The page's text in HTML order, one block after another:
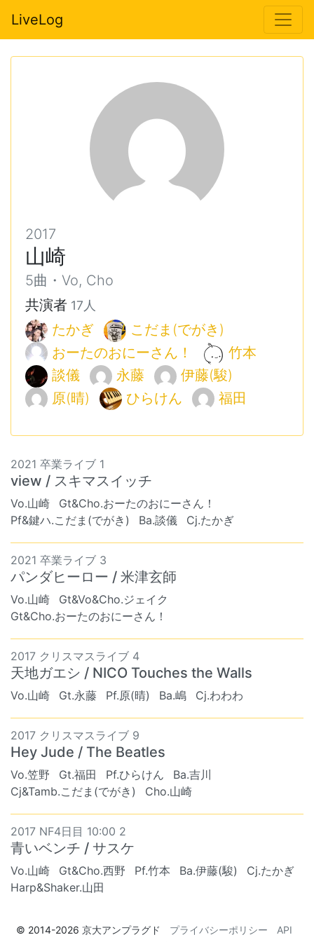
LiveLog
2017
山崎
5曲・Vo, Cho
共演者 17人
たかぎ
こだま(でがき)
おーたのおにーさん！
竹本
談儀
永藤
伊藤(駿)
原(晴)
ひらけん 福田
2021 卒業ライブ 1
view / スキマスイッチ
Vo.山崎
Gt&Cho.おーたのおにーさん！
Pf&鍵ハ.こだま(でがき)
Ba.談儀 Cj.たかぎ
2021 卒業ライブ 3
パンダヒーロー / 米津玄師
Vo.山崎
Gt&Vo&Cho.ジェイク
Gt&Cho.おーたのおにーさん！
2017 クリスマスライブ 4
天地ガエシ / NICO Touches the Walls
Vo.山崎 Gt.永藤 Pf.原(晴) Ba.嶋 Cj.わわわ
2017 クリスマスライブ 9
Hey Jude / The Beatles
Vo.笠野 Gt.福田 Pf.ひらけん
Ba.吉川
Cj&Tamb.こだま(でがき)
Cho.山崎
2017 NF4日目 10:00 2
青いベンチ / サスケ
Vo.山崎 Gt&Cho.西野 Pf.竹本 Ba.伊藤(駿)
Cj.たかぎ
Harp&Shaker.山田
© 2014-2026 京大アンプラグド プライバシーポリシー
API